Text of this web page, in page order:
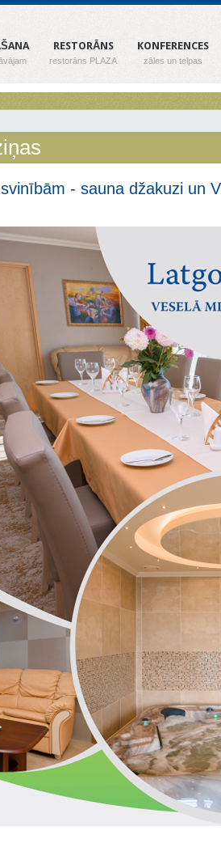
RESTORĀNS
restorāns PLAZA
KONFERENCES
zāles un telpas
- sauna džakuzi un